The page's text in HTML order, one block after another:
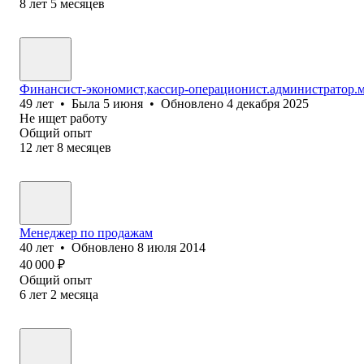
8 лет 5 месяцев
Финансист-экономист,кассир-
49 лет • Была 5 июня • Обновлено 4 декабря 2025
Не ищет работу
Общий опыт
12 лет 8 месяцев
Менеджер по продажам
40 лет • Обновлено 8 июля 2014
40 000 ₽
Общий опыт
6 лет 2 месяца